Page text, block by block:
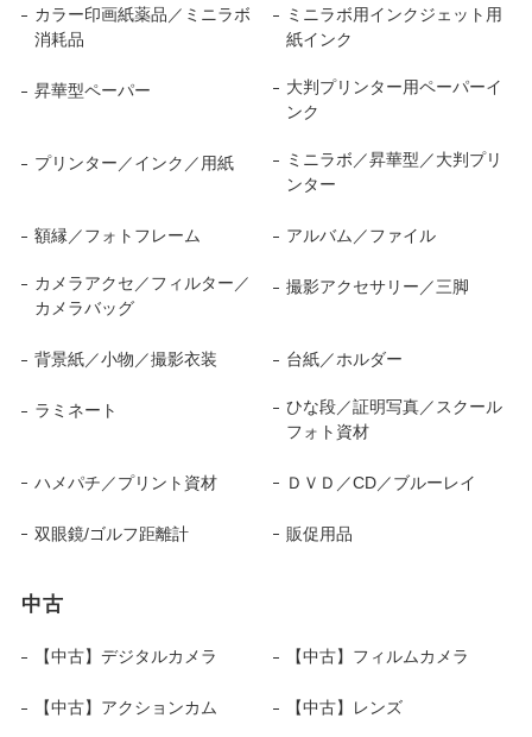
カラー印画紙薬品／ミニラボ
消耗品
ミニラボ用インクジェット用
紙インク
昇華型ペーパー
大判プリンター用ペーパーイ
ンク
プリンター／インク／用紙
ミニラボ／昇華型／大判プリ
ンター
額縁／フォトフレーム アルバム／ファイル
カメラアクセ／フィルター／
カメラバッグ
撮影アクセサリー／三脚
背景紙／小物／撮影衣装 台紙／ホルダー
ラミネート
ひな段／証明写真／スクール
フォト資材
ハメパチ／プリント資材 ＤＶＤ／CD／ブルーレイ
双眼鏡/ゴルフ距離計 販促用品
中古
【中古】デジタルカメラ 【中古】フィルムカメラ
【中古】アクションカム 【中古】レンズ